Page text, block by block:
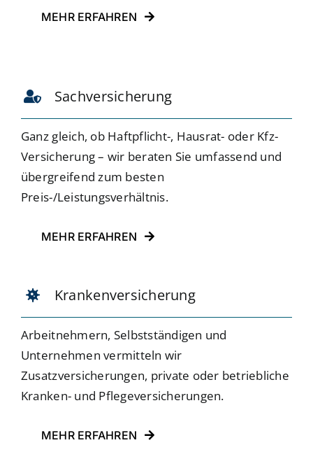
MEHR ERFAHREN
Sachversicherung
Ganz gleich, ob Haftpflicht-, Hausrat- oder Kfz-
Versicherung – wir beraten Sie umfassend und
übergreifend zum besten
Preis-/Leistungsverhältnis.
MEHR ERFAHREN
Krankenversicherung
Arbeitnehmern, Selbstständigen und
Unternehmen vermitteln wir
Zusatzversicherungen, private oder betriebliche
Kranken- und Pflegeversicherungen.
MEHR ERFAHREN